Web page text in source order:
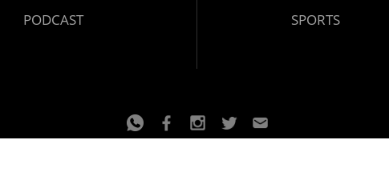
PODCAST
SPORTS